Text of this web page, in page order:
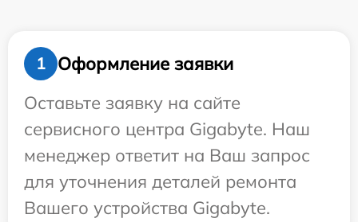
1
Оформление заявки
Оставьте заявку на сайте
сервисного центра Gigabyte. Наш
менеджер ответит на Ваш запрос
для уточнения деталей ремонта
Вашего устройства Gigabyte.